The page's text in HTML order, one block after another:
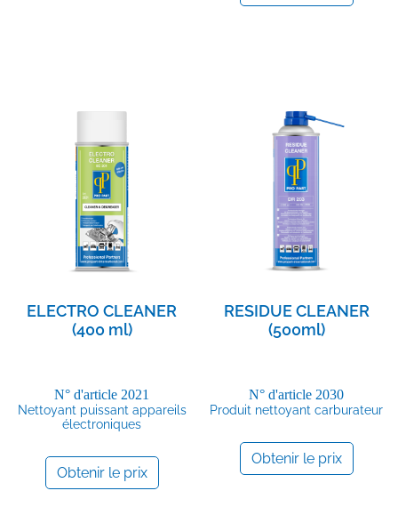
ELECTRO CLEANER
(400 ml)
N° d'article 2021
Nettoyant puissant appareils
électroniques
Obtenir le prix
RESIDUE CLEANER
(500ml)
N° d'article 2030
Produit nettoyant carburateur
Obtenir le prix